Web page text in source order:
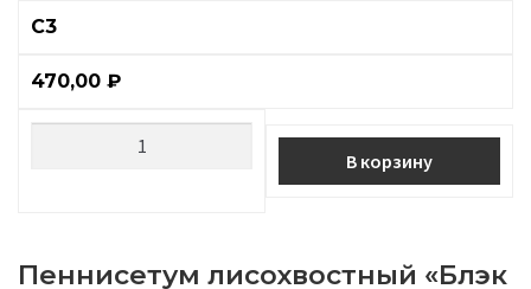
С3
470,00 ₽
В корзину
Пеннисетум лисохвостный «Блэк